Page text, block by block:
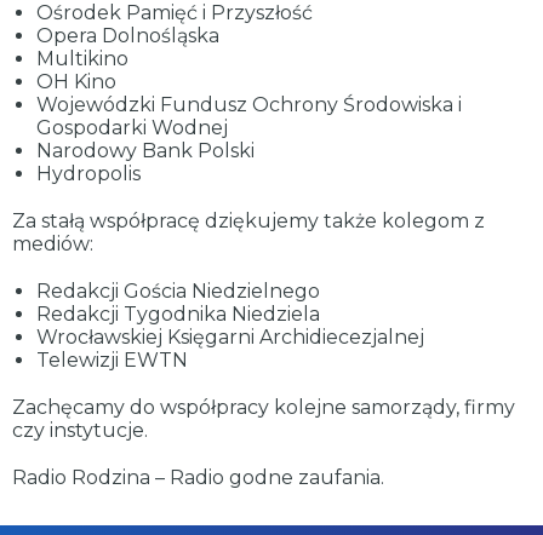
Ośrodek Pamięć i Przyszłość
Opera Dolnośląska
Multikino
OH Kino
Wojewódzki Fundusz Ochrony Środowiska i
Gospodarki Wodnej
Narodowy Bank Polski
Hydropolis
Za stałą współpracę dziękujemy także kolegom z
mediów:
Redakcji Gościa Niedzielnego
Redakcji Tygodnika Niedziela
Wrocławskiej Księgarni Archidiecezjalnej
Telewizji EWTN
Zachęcamy do współpracy kolejne samorządy, firmy
czy instytucje.
Radio Rodzina – Radio godne zaufania.